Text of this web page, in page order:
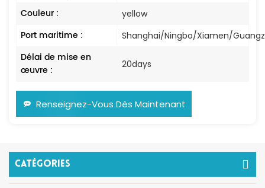
Couleur : yellow
Port maritime : Shanghai/Ningbo/Xiamen/
Délai de mise en
œuvre :
20days
Renseignez-Vous Dès Maintenant
Catégories